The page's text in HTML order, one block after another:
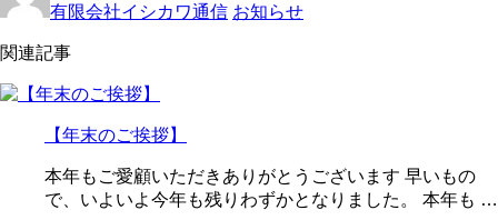
有限会社イシカワ通信 お知らせ
関連記事
【年末のご挨拶】
本年もご愛顧いただきありがとうございます 早いもの
で、いよいよ今年も残りわずかとなりました。 本年も …